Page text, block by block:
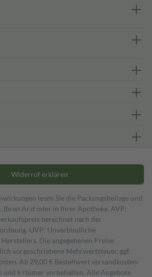
Widerruf erklären
lesen Sie die Packungsbeilage und
Ihren Arzt oder in Ihrer Apotheke. AVP:
berechnet nach der
UVP: Unverbindliche
Die angegebenen Preise
vorgeschriebene Mehrwertsteuer, ggf.
Ab 29,00 € Bestell­wert versand­kosten­
und Irrtümer vorbehalten. Alle Angebote